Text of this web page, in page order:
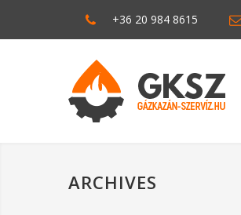
+36 20 984 8615
ARCHIVES